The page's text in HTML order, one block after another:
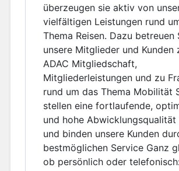
überzeugen sie aktiv von
vielfältigen Leistungen rund
Thema Reisen. Dazu betreuen
unsere Mitglieder und Kunden
ADAC Mitgliedschaft,
Mitgliederleistungen und zu
rund um das Thema Mobilität
stellen eine fortlaufende,
und hohe Abwicklungsqualität
und binden unsere Kunden
bestmöglichen Service Ganz
ob persönlich oder